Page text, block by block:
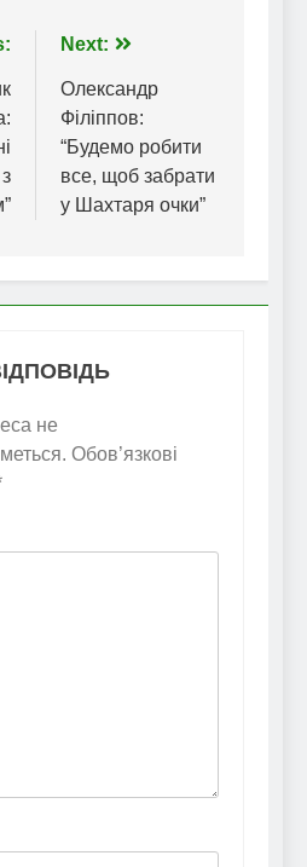
Next:
Олександр
Філіппов:
“Будемо робити
все, щоб забрати
у Шахтаря очки”
не
Обов’язкові